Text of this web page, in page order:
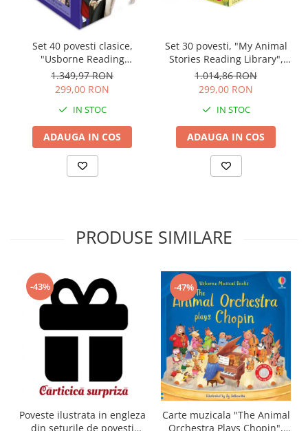
Set 40 povesti clasice,
"Usborne Reading
Collection for Confident
Readers", Usborne
1.349,97 RON
299,00 RON
IN STOC
ADAUGA IN COS
Set 30 povesti, "My Animal
Stories Reading Library",
Usborne
1.014,86 RON
299,00 RON
IN STOC
ADAUGA IN COS
PRODUSE SIMILARE
-43%
Poveste ilustrata in engleza
din seturile de povesti
-47%
Carte muzicala "The Animal
Orchestra Plays Chopin",